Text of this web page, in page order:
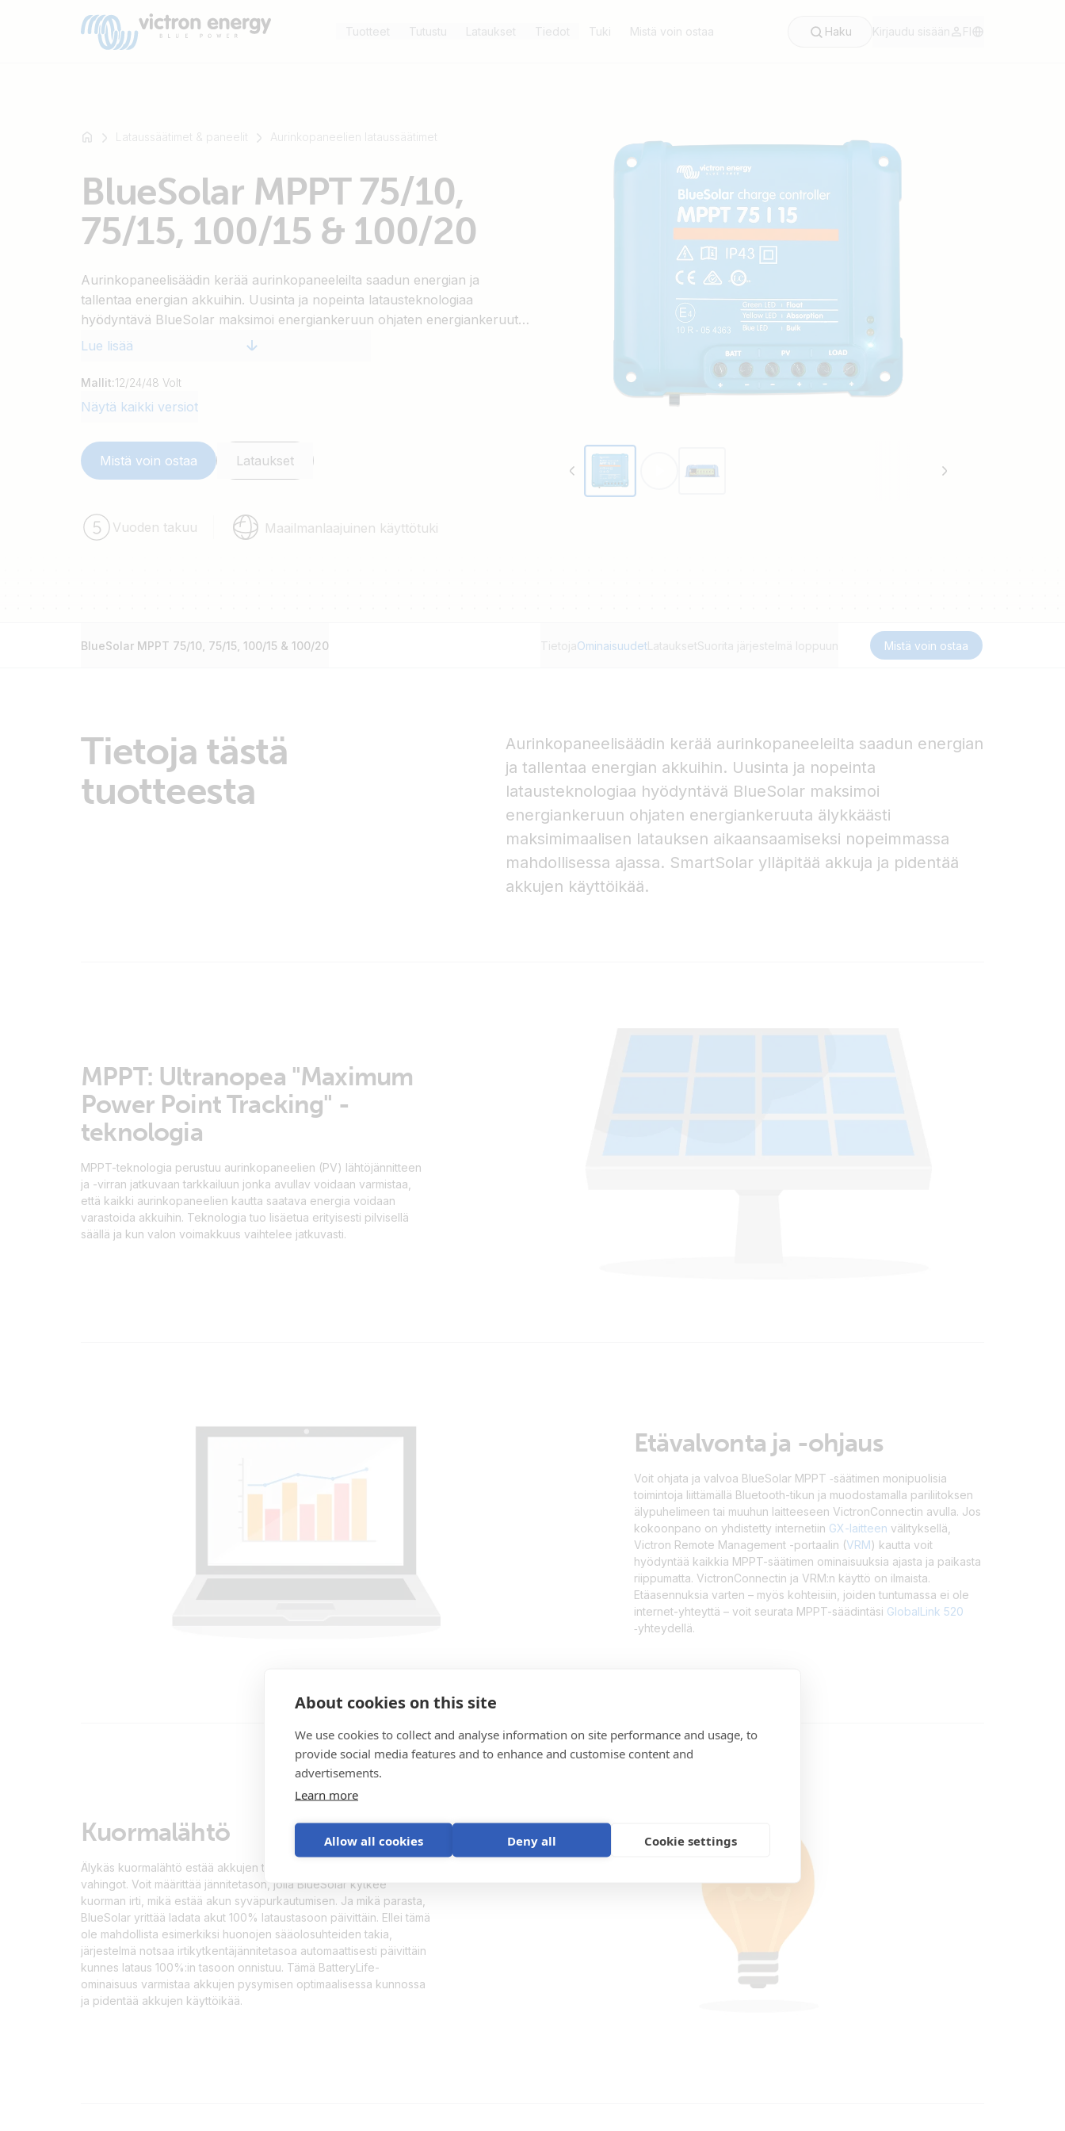
About cookies on this site
We use cookies to collect and analyse information on site performance and usage, to
provide social media features and to enhance and customise content and
advertisements.
Learn more
Allow all cookies Deny all Cookie settings
Tuotteet Tutustu Lataukset Tiedot Tuki Mistä voin ostaa Haku Kirjaudu sisään FI
Lataussäätimet & paneelit Aurinkopaneelien lataussäätimet
BlueSolar MPPT 75/10,
75/15, 100/15 & 100/20
Aurinkopaneelisäädin kerää aurinkopaneeleilta saadun energian ja
tallentaa energian akkuihin. Uusinta ja nopeinta latausteknologiaa
hyödyntävä BlueSolar maksimoi energiankeruun ohjaten energiankeruuta
älykkäästi maksimimaalisen latauksen aikaansaamiseksi nopeimmassa
käyttöikää.
Lue lisää
Mallit:12/24/48 Volt
Näytä kaikki versiot
Mistä voin ostaa Lataukset
Vuoden takuu Maailmanlaajuinen käyttötuki
BlueSolar MPPT 75/10, 75/15, 100/15 & 100/20 TietojaOminaisuudetLatauksetSuorita järjestelmä loppuun Mistä voin ostaa
Tietoja tästä
tuotteesta
Aurinkopaneelisäädin kerää aurinkopaneeleilta saadun energian
ja tallentaa energian akkuihin. Uusinta ja nopeinta
latausteknologiaa hyödyntävä BlueSolar maksimoi
energiankeruun ohjaten energiankeruuta älykkäästi
maksimimaalisen latauksen aikaansaamiseksi nopeimmassa
mahdollisessa ajassa. SmartSolar ylläpitää akkuja ja pidentää
akkujen käyttöikää.
MPPT: Ultranopea "Maximum
Power Point Tracking" -
teknologia
MPPT-teknologia perustuu aurinkopaneelien (PV) lähtöjännitteen
ja -virran jatkuvaan tarkkailuun jonka avullav voidaan varmistaa,
että kaikki aurinkopaneelien kautta saatava energia voidaan
varastoida akkuihin. Teknologia tuo lisäetua erityisesti pilvisellä
säällä ja kun valon voimakkuus vaihtelee jatkuvasti.
Etävalvonta ja -ohjaus
Voit ohjata ja valvoa BlueSolar MPPT ‑säätimen monipuolisia
toimintoja liittämällä Bluetooth-tikun ja muodostamalla pariliitoksen
älypuhelimeen tai muuhun laitteeseen VictronConnectin avulla. Jos
kokoonpano on yhdistetty internetiin GX-laitteen välityksellä,
Victron Remote Management -portaalin (VRM) kautta voit
hyödyntää kaikkia MPPT-säätimen ominaisuuksia ajasta ja paikasta
riippumatta. VictronConnectin ja VRM:n käyttö on ilmaista.
Etäasennuksia varten – myös kohteisiin, joiden tuntumassa ei ole
internet-yhteyttä – voit seurata MPPT-säädintäsi GlobalLink 520
‑yhteydellä.
Kuormalähtö
Älykäs kuormalähtö estää akkujen tyhjentymisestä aiheutuvat
vahingot. Voit määrittää jännitetason, jolla BlueSolar kytkee
kuorman irti, mikä estää akun syväpurkautumisen. Ja mikä parasta,
BlueSolar yrittää ladata akut 100% lataustasoon päivittäin. Ellei tämä
ole mahdollista esimerkiksi huonojen sääolosuhteiden takia,
järjestelmä notsaa irtikytkentäjännitetasoa automaattisesti päivittäin
kunnes lataus 100%:in tasoon onnistuu. Tämä BatteryLife-
ominaisuus varmistaa akkujen pysymisen optimaalisessa kunnossa
ja pidentää akkujen käyttöikää.